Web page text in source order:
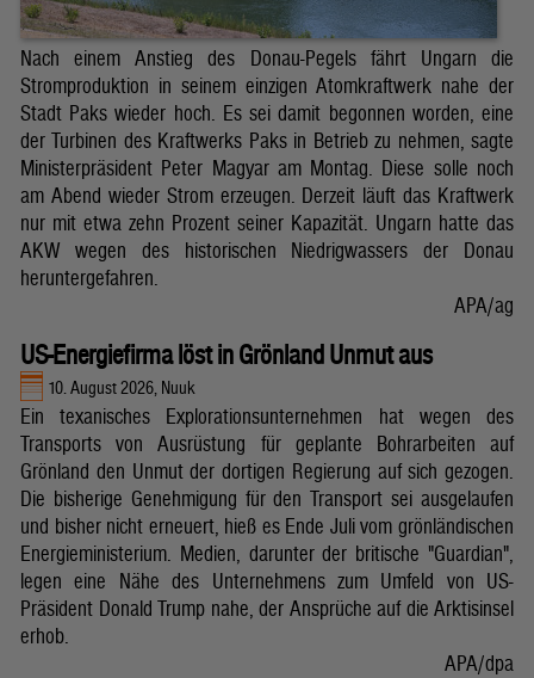
Nach einem Anstieg des Donau-Pegels fährt Ungarn die
Stromproduktion in seinem einzigen Atomkraftwerk nahe der
Stadt Paks wieder hoch. Es sei damit begonnen worden, eine
der Turbinen des Kraftwerks Paks in Betrieb zu nehmen, sagte
Ministerpräsident Peter Magyar am Montag. Diese solle noch
am Abend wieder Strom erzeugen. Derzeit läuft das Kraftwerk
nur mit etwa zehn Prozent seiner Kapazität. Ungarn hatte das
AKW wegen des historischen Niedrigwassers der Donau
heruntergefahren.
APA/ag
US-Energiefirma löst in Grönland Unmut aus
10. August 2026, Nuuk
Ein texanisches Explorationsunternehmen hat wegen des
Transports von Ausrüstung für geplante Bohrarbeiten auf
Grönland den Unmut der dortigen Regierung auf sich gezogen.
Die bisherige Genehmigung für den Transport sei ausgelaufen
und bisher nicht erneuert, hieß es Ende Juli vom grönländischen
Energieministerium. Medien, darunter der britische "Guardian",
legen eine Nähe des Unternehmens zum Umfeld von US-
Präsident Donald Trump nahe, der Ansprüche auf die Arktisinsel
erhob.
APA/dpa